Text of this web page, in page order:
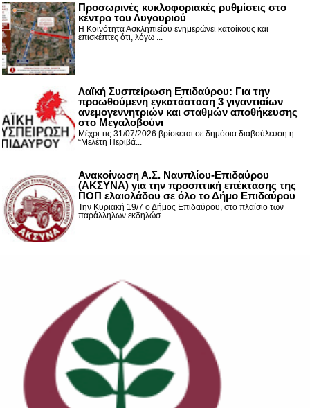
Προσωρινές κυκλοφοριακές ρυθμίσεις στο
κέντρο του Λυγουριού
Η Κοινότητα Ασκληπιείου ενημερώνει κατοίκους και
επισκέπτες ότι, λόγω ...
Λαϊκή Συσπείρωση Επιδαύρου: Για την
προωθούμενη εγκατάσταση 3 γιγαντιαίων
ανεμογεννητριών και σταθμών αποθήκευσης
στο Μεγαλοβούνι
Μέχρι τις 31/07/2026 βρίσκεται σε δημόσια διαβούλευση η
“Μελέτη Περιβά...
Ανακοίνωση Α.Σ. Ναυπλίου-Επιδαύρου
(ΑΚΣΥΝΑ) για την προοπτική επέκτασης της
ΠΟΠ ελαιολάδου σε όλο το Δήμο Επιδαύρου
Την Κυριακή 19/7 ο Δήμος Επιδαύρου, στο πλαίσιο των
παράλληλων εκδηλώσ...